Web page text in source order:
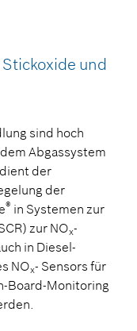
und
sind hoch
Abgassystem
der
der
® in Systemen zur
zur NOx-
in Diesel-
NOx- Sensors für
Board-Monitoring